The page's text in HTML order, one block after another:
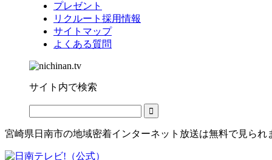
プレゼント
リクルート採用情報
サイトマップ
よくある質問
サイト内で検索
宮崎県日南市の地域密着インターネット放送は無料で見られ